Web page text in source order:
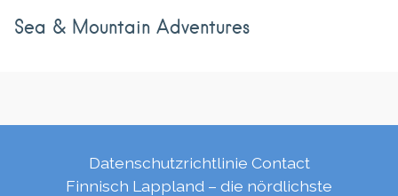
Sea & Mountain Adventures
Datenschutzrichtlinie Contact
Finnisch Lappland – die nördlichste